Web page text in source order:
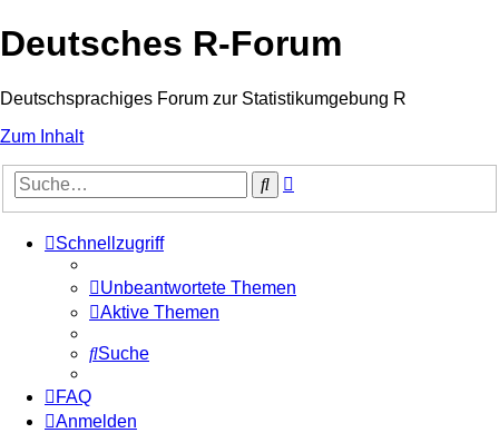
Deutsches R-Forum
Deutschsprachiges Forum zur Statistikumgebung R
Zum Inhalt
Suche
Schnellzugriff
Unbeantwortete Themen
Aktive Themen
Suche
FAQ
Anmelden